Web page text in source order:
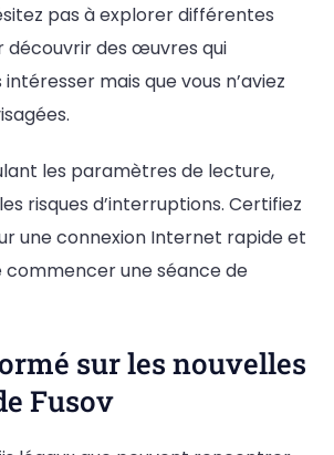
pas à explorer différentes
découvrir des œuvres qui
mais que vous n’aviez
les paramètres de lecture,
risques d’interruptions. Certifiez
une connexion Internet rapide et
une séance de
sur les nouvelles
Fusov